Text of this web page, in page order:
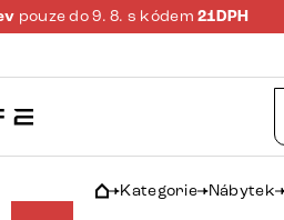
pouze do 9. 8. s kódem21DPH
Kategorie Nábytek